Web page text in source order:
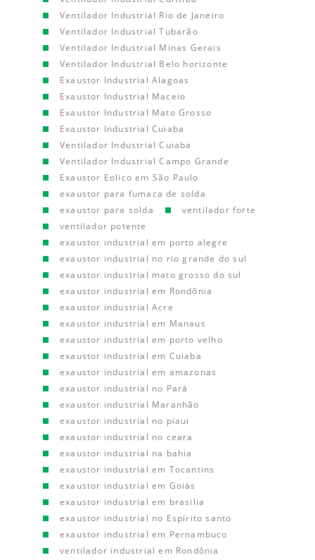
Ventilador Industrial Rio de Janeiro
Ventilador Industrial Tubarão
Ventilador Industrial Minas Gerais
Ventilador Industrial Belo horizonte
Exaustor Industrial Alagoas
Exaustor Industrial Maceio
Exaustor Industrial Mato Grosso
Exaustor Industrial Cuiaba
Ventilador Industrial Cuiaba
Ventilador Industrial Campo Grande
Exaustor Eolico em São Paulo
exaustor para fumaca de solda
exaustor para solda
ventilador forte
ventilador potente
exaustor industrial em porto alegre
exaustor industrial no rio grande do sul
exaustor industrial mato grosso do sul
exaustor industrial em Rondônia
exaustor industrial Acre
exaustor industrial em Manaus
exaustor industrial em porto velho
exaustor industrial em Cuiaba
exaustor industrial em amazonas
exaustor industrial no Pará
exaustor industrial Maranhão
exaustor industrial no piaui
exaustor industrial no ceara
exaustor industrial na bahia
exaustor industrial em Tocantins
exaustor industrial em Goiás
exaustor industrial em brasilia
exaustor industrial no Espírito santo
exaustor industrial em Pernambuco
ventilador industrial em Rondônia